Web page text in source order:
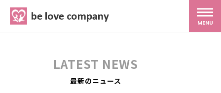
MENU
LATEST NEWS
最新のニュース